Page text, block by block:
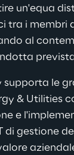
un'equa
tra i membri
al
supporta le
& Utilities
e
di gestione